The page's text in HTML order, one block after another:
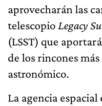
aprovecharán las
telescopio Legacy
(LSST) que
de los rincones
astronómico.
La agencia